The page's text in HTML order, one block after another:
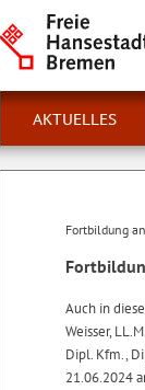
AKTUELLES
Fortbildung
Auch in
Weisser,
Dipl. Kfm.,
21.06.2024